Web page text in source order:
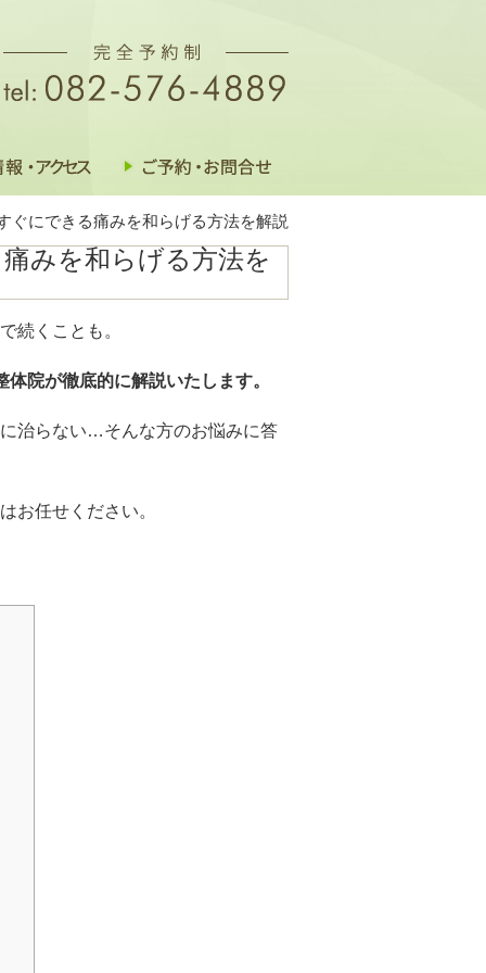
ぐにできる痛みを和らげる方法を解説
みを和らげる方法を
続くことも。
院が徹底的に解説いたします。
治らない…そんな方のお悩みに答
お任せください。